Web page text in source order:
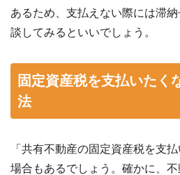
あるため、支払えない際には滞
談してみるといいでしょう。
固定資産税を支払いたく
法
「共有不動産の固定資産税を支
場合もあるでしょう。確かに、不